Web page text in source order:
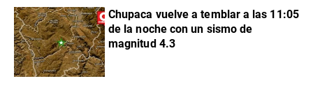
Chupaca vuelve a temblar a las 11:05
de la noche con un sismo de
magnitud 4.3